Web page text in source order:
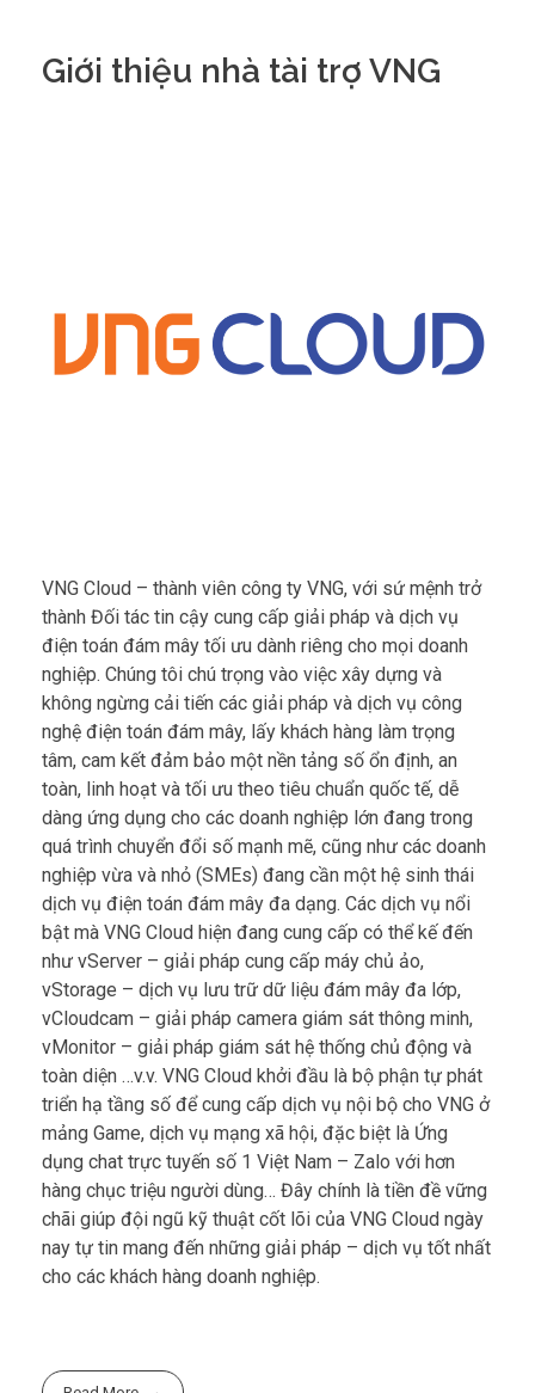
Giới thiệu nhà tài trợ VNG
VNG Cloud – thành viên công ty VNG, với sứ mệnh trở
thành Đối tác tin cậy cung cấp giải pháp và dịch vụ
điện toán đám mây tối ưu dành riêng cho mọi doanh
nghiệp. Chúng tôi chú trọng vào việc xây dựng và
không ngừng cải tiến các giải pháp và dịch vụ công
nghệ điện toán đám mây, lấy khách hàng làm trọng
tâm, cam kết đảm bảo một nền tảng số ổn định, an
toàn, linh hoạt và tối ưu theo tiêu chuẩn quốc tế, dễ
dàng ứng dụng cho các doanh nghiệp lớn đang trong
quá trình chuyển đổi số mạnh mẽ, cũng như các doanh
nghiệp vừa và nhỏ (SMEs) đang cần một hệ sinh thái
dịch vụ điện toán đám mây đa dạng. Các dịch vụ nổi
bật mà VNG Cloud hiện đang cung cấp có thể kế đến
như vServer – giải pháp cung cấp máy chủ ảo,
vStorage – dịch vụ lưu trữ dữ liệu đám mây đa lớp,
vCloudcam – giải pháp camera giám sát thông minh,
vMonitor – giải pháp giám sát hệ thống chủ động và
toàn diện …v.v. VNG Cloud khởi đầu là bộ phận tự phát
triển hạ tầng số để cung cấp dịch vụ nội bộ cho VNG ở
mảng Game, dịch vụ mạng xã hội, đặc biệt là Ứng
dụng chat trực tuyến số 1 Việt Nam – Zalo với hơn
hàng chục triệu người dùng… Đây chính là tiền đề vững
chãi giúp đội ngũ kỹ thuật cốt lõi của VNG Cloud ngày
nay tự tin mang đến những giải pháp – dịch vụ tốt nhất
cho các khách hàng doanh nghiệp.